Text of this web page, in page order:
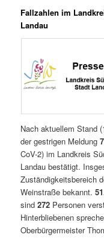
Fallzahlen im
Landau
Nach aktuellem Stand
der gestrigen Meldung
CoV-2) im Landkreis
Landau bestätigt.
Zuständigkeitsbereich
Weinstraße bekannt.
sind272 Personen
Hinterbliebenen
Oberbürgermeister